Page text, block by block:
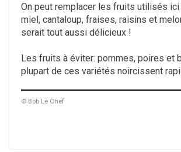
On peut remplacer les fruits utilisés ici
miel, cantaloup, fraises, raisins et
serait tout aussi délicieux !
Les fruits à éviter: pommes, poires et
plupart de ces variétés noircissent
© Bob Le Chef